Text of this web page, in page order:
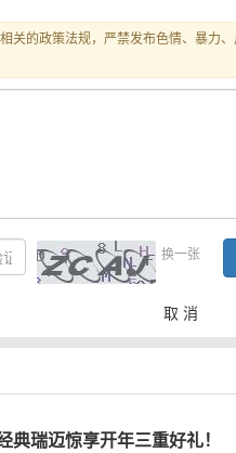
关的政策法规，严禁发布色情、暴力
换一张
取 消
典瑞迈惊享开年三重好礼！